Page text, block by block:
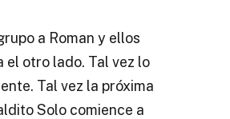
a Roman y ellos
el otro lado. Tal vez lo
Tal vez la próxima
Solo comience a